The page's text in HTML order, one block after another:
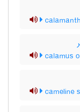
calamus
cameline